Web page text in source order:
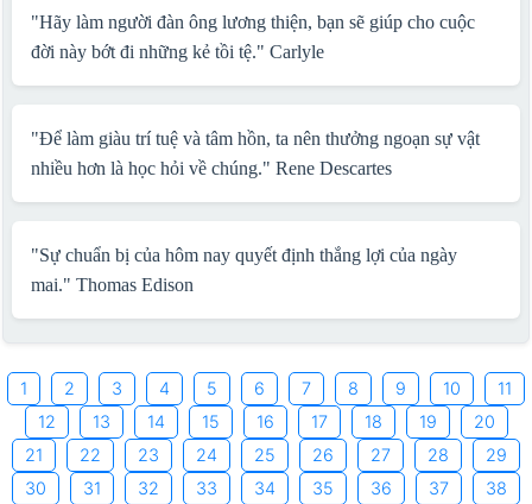
"Hãy làm người đàn ông lương thiện, bạn sẽ giúp cho cuộc
đời này bớt đi những kẻ tồi tệ." Carlyle
"Để làm giàu trí tuệ và tâm hồn, ta nên thưởng ngoạn sự vật
nhiều hơn là học hỏi về chúng." Rene Descartes
"Sự chuẩn bị của hôm nay quyết định thắng lợi của ngày
mai." Thomas Edison
1 2 3 4 5 6 7 8 9 10
11
12
13 14 15 16 17 18 19
20
21
22 23 24 25 26 27 28
29
30
31 32 33 34 35 36 37
38